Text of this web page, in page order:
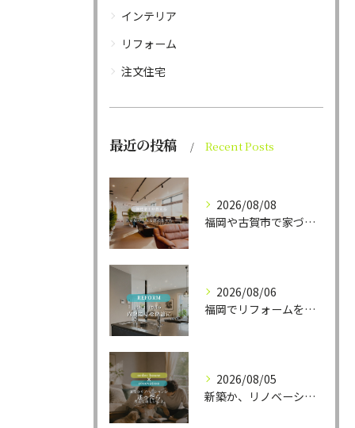
インテリア
リフォーム
注文住宅
最近の投稿 Recent Posts
2026/08/08
福岡や古賀市で家づくりをされている方から、そんなご相談をよく...
2026/08/06
福岡でリフォームをお考えの方、必見。
2026/08/05
新築か、リノベーションか。